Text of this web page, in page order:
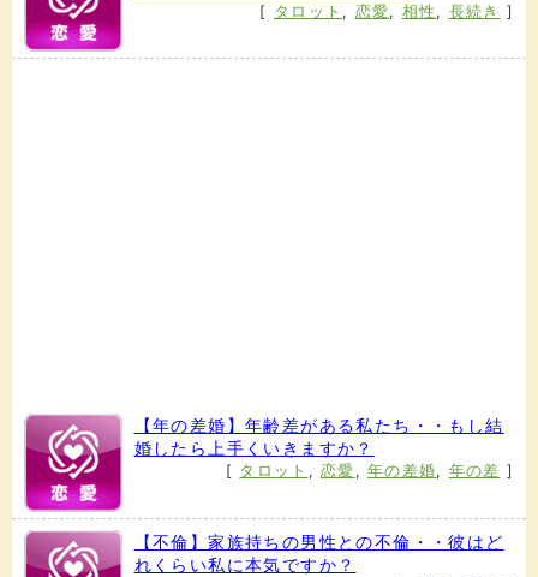
[ タロット , 恋愛, 相性 , 長続き ]
【年の差婚】年齢差がある私たち・・もし結
婚したら上手くいきますか？
[ タロット ,恋愛 ,年の差婚, 年の差 ]
【不倫】家族持ちの男性との不倫・・彼はど
れくらい私に本気ですか？